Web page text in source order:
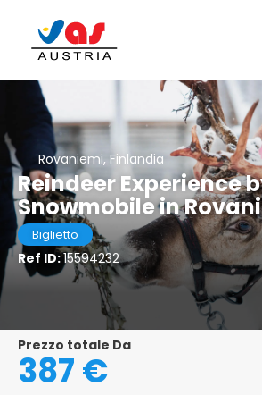
Rovaniemi, Finlandia
Reindeer Experience
Snowmobile in
Biglietto
Ref ID:15594232
Prezzo totale Da
387 €